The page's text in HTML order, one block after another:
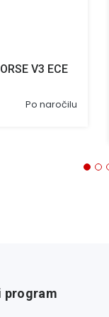
V3 ECE
Po naročilu
program